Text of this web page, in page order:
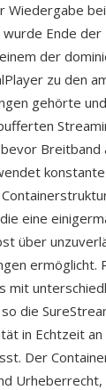
Wiedergabe
Ende
der
zu den
gehörte
Breitband
eine
über
ermöglicht.
mit
die
in Echtzeit
Der